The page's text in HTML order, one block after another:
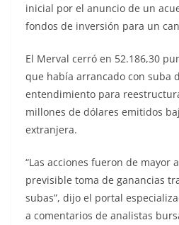
inicial por el anuncio de un
fondos de inversión para un
El Merval cerró en 52.186,30
que había arrancado con suba
entendimiento para
millones de dólares emitidos
extranjera.
“Las acciones fueron de mayor
previsible toma de ganancias
subas”, dijo el portal
a comentarios de analistas